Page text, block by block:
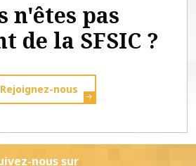
n'êtes pas
de la SFSIC ?
Rejoignez-nous
nous sur